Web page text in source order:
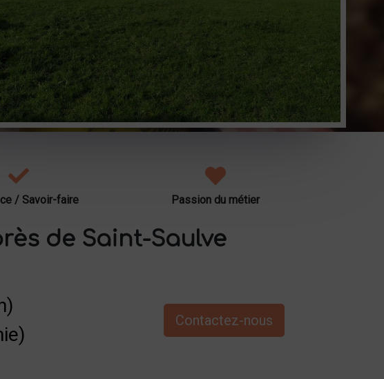
/ Savoir-faire Passion du métier
de Saint-Saulve
Contactez-nous